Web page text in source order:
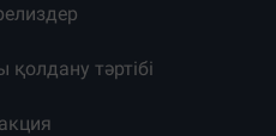
тәртібі